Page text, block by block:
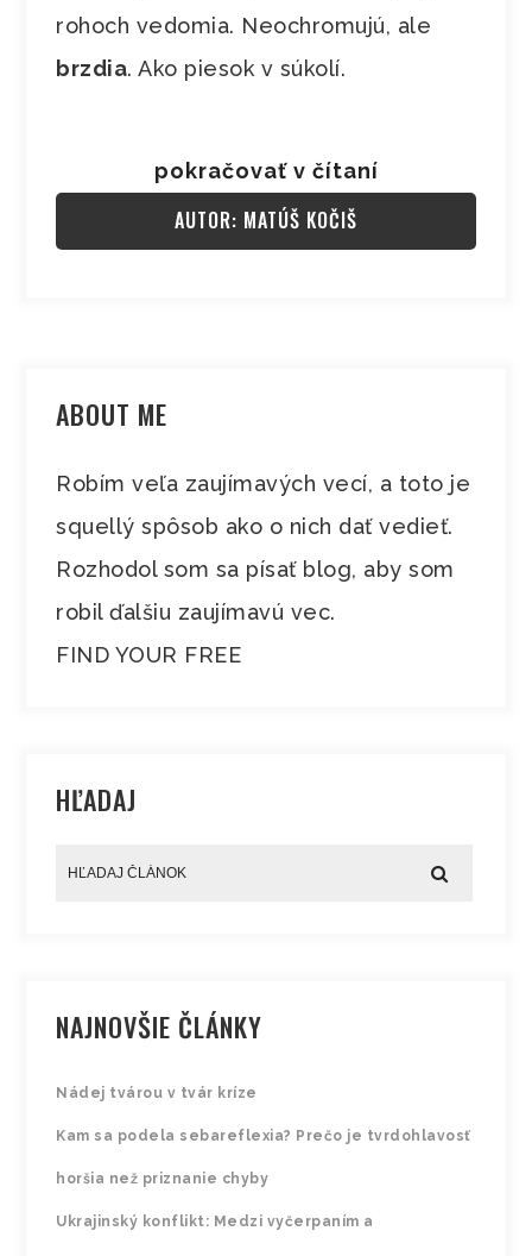
rohoch vedomia. Neochromujú, ale
brzdia. Ako piesok v súkolí.
pokračovať v čítaní
AUTOR: MATÚŠ KOČIŠ
ABOUT ME
Robím veľa zaujímavých vecí, a toto je
squellý spôsob ako o nich dať vedieť.
Rozhodol som sa písať blog, aby som
robil ďalšiu zaujímavú vec.
FIND YOUR FREE
HĽADAJ
NAJNOVŠIE ČLÁNKY
Nádej tvárou v tvár kríze
Kam sa podela sebareflexia? Prečo je tvrdohlavosť
horšia než priznanie chyby
Ukrajinský konflikt: Medzi vyčerpaním a